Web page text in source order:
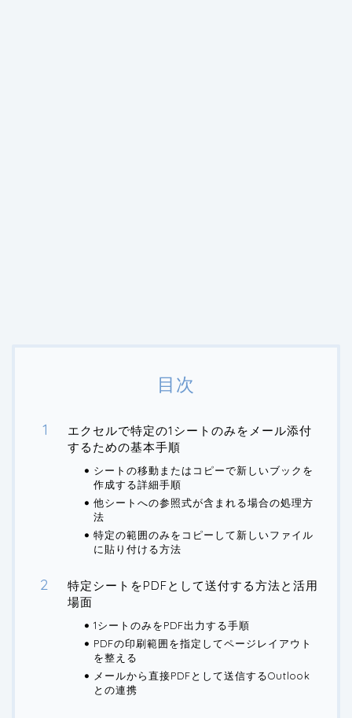
目次
エクセルで特定の1シートのみをメール添付
するための基本手順
シートの移動またはコピーで新しいブックを
作成する詳細手順
他シートへの参照式が含まれる場合の処理方
法
特定の範囲のみをコピーして新しいファイル
に貼り付ける方法
特定シートをPDFとして送付する方法と活用
場面
1シートのみをPDF出力する手順
PDFの印刷範囲を指定してページレイアウト
を整える
メールから直接PDFとして送信するOutlook
との連携